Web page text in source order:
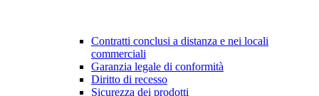
Contratti conclusi a distanza e nei locali
commerciali
Garanzia legale di conformità
Diritto di recesso
Sicurezza dei prodotti